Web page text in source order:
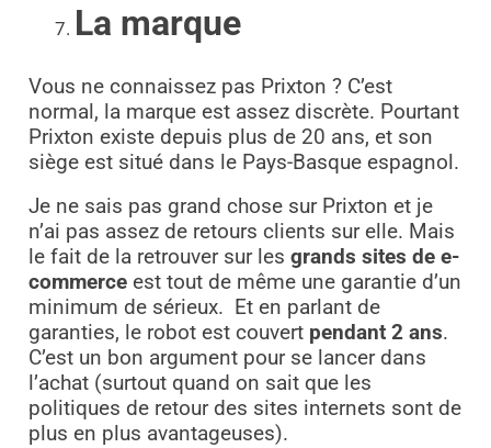
La marque
Vous ne connaissez pas Prixton ? C’est
normal, la marque est assez discrète. Pourtant
Prixton existe depuis plus de 20 ans, et son
siège est situé dans le Pays-Basque espagnol.
Je ne sais pas grand chose sur Prixton et je
n’ai pas assez de retours clients sur elle. Mais
le fait de la retrouver sur les grands sites de e-
commerceest tout de même une garantie d’un
minimum de sérieux.
Et en parlant de
garanties, le robot est couvert pendant 2 ans.
C’est un bon argument pour se lancer dans
l’achat (surtout quand on sait que les
politiques de retour des sites internets sont de
plus en plus avantageuses).